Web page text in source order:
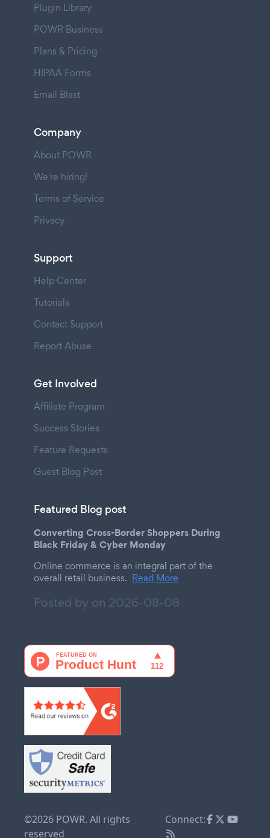
Plugin Library
POWR Business
Plans & Pricing
HIPAA Forms
Email Blast
Company
About POWR
We're hiring!
Terms of Service
Privacy
Support
Help Center
Tutorials
Contact Support
Report Abuse
Get Involved
Affiliate Program
Success Stories
Feature Requests
Guest Blog Post
Featured Blog post
Converting Cross-Border Shoppers During
Black Friday & Cyber Monday
Online commerce is an integral part of the
overall retail business. Read More
Posted by on 2026-08-08
©2026 POWR. All rights
reserved
Connect: